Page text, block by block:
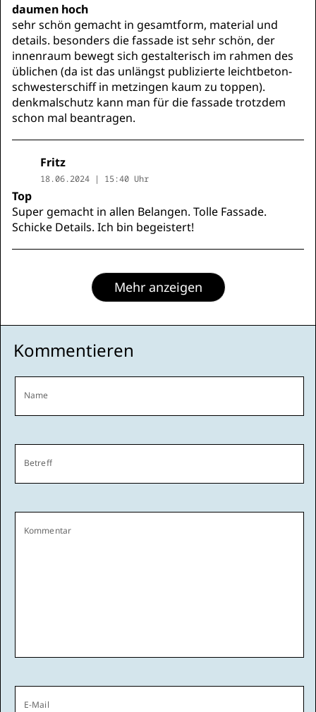
daumen hoch
sehr schön gemacht in gesamtform, material und
details. besonders die fassade ist sehr schön, der
innenraum bewegt sich gestalterisch im rahmen des
üblichen (da ist das unlängst publizierte leichtbeton-
schwesterschiff in metzingen kaum zu toppen).
denkmalschutz kann man für die fassade trotzdem
schon mal beantragen.
Fritz
18.06.2024 | 15:40 Uhr
Top
Super gemacht in allen Belangen. Tolle Fassade.
Schicke Details. Ich bin begeistert!
Mehr anzeigen
Kommentieren
Name
Betreff
Kommentar
E-Mail